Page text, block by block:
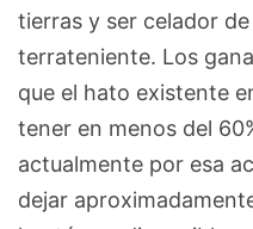
tierras y ser celador
terrateniente. Los
que el hato existente
tener en menos del
actualmente por esa
dejar